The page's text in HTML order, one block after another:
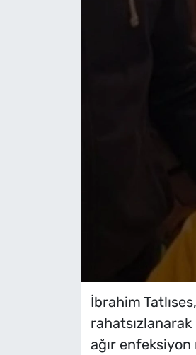
İbrahim
rahatsızlanarak
ağır enfeksiyon